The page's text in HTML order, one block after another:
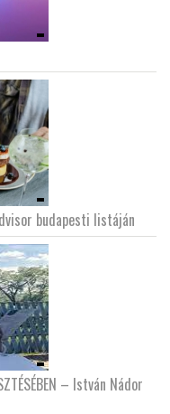
budapesti listáján
– István Nádor